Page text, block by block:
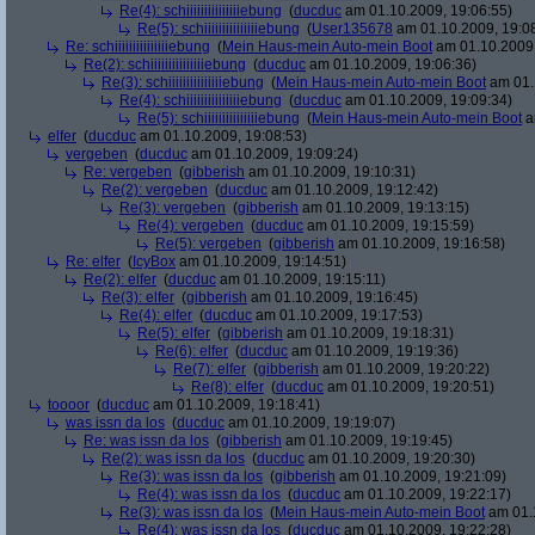
Re(4): schiiiiiiiiiiiiiiiebung (ducduc am 01.10.2009, 19:06:55)
Re(5): schiiiiiiiiiiiiiiiebung (User135678 am 01.10.2009,
Re: schiiiiiiiiiiiiiiiebung (Mein Haus-mein Auto-mein Boot am
Re(2): schiiiiiiiiiiiiiiiebung (ducduc am 01.10.2009, 19:06:36)
Re(3): schiiiiiiiiiiiiiiiebung (Mein Haus-mein Auto-mein Boot am
Re(4): schiiiiiiiiiiiiiiiebung (ducduc am 01.10.2009, 19:09:34)
Re(5): schiiiiiiiiiiiiiiiebung (Mein Haus-mein Auto-mein Boot
elfer (ducduc am 01.10.2009, 19:08:53)
vergeben (ducduc am 01.10.2009, 19:09:24)
Re: vergeben (gibberish am 01.10.2009, 19:10:31)
Re(2): vergeben (ducduc am 01.10.2009, 19:12:42)
Re(3): vergeben (gibberish am 01.10.2009, 19:13:15)
Re(4): vergeben (ducduc am 01.10.2009, 19:15:59)
Re(5): vergeben (gibberish am 01.10.2009, 19:16:58)
Re: elfer ( IcyBox am 01.10.2009, 19:14:51)
Re(2): elfer (ducduc am 01.10.2009, 19:15:11)
Re(3): elfer (gibberish am 01.10.2009, 19:16:45)
Re(4): elfer (ducduc am 01.10.2009, 19:17:53)
Re(5): elfer (gibberish am 01.10.2009, 19:18:31)
Re(6): elfer (ducduc am 01.10.2009, 19:19:36)
Re(7): elfer (gibberish am 01.10.2009, 19:20:22)
Re(8): elfer (ducduc am 01.10.2009, 19:20:51)
toooor (ducduc am 01.10.2009, 19:18:41)
was issn da los (ducduc am 01.10.2009, 19:19:07)
Re: was issn da los (gibberish am 01.10.2009, 19:19:45)
Re(2): was issn da los (ducduc am 01.10.2009, 19:20:30)
Re(3): was issn da los (gibberish am 01.10.2009, 19:21:09)
Re(4): was issn da los (ducduc am 01.10.2009, 19:22:17)
Re(3): was issn da los (Mein Haus-mein Auto-mein Boot am
Re(4): was issn da los (ducduc am 01.10.2009, 19:22:28)